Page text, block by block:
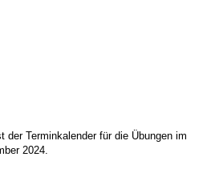
der Terminkalender für die Übungen im
2024.